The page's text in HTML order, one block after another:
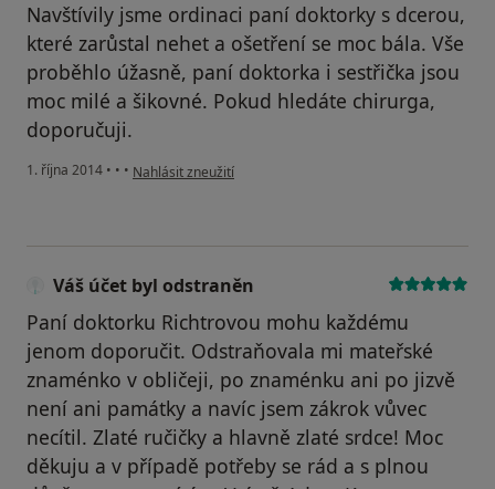
Navštívily jsme ordinaci paní doktorky s dcerou,
které zarůstal nehet a ošetření se moc bála. Vše
proběhlo úžasně, paní doktorka i sestřička jsou
moc milé a šikovné. Pokud hledáte chirurga,
doporučuji.
1. října 2014 • • • podle názoru uživatele Váš účet byl odstraněn
Nahlásit zneužití
Váš účet byl odstraněn
Paní doktorku Richtrovou mohu každému
jenom doporučit. Odstraňovala mi mateřské
znaménko v obličeji, po znaménku ani po jizvě
není ani památky a navíc jsem zákrok vůvec
necítil. Zlaté ručičky a hlavně zlaté srdce! Moc
děkuju a v případě potřeby se rád a s plnou